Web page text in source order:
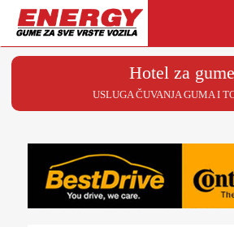
Hotel za gume
USLUGA ČUVANJA GUMA I